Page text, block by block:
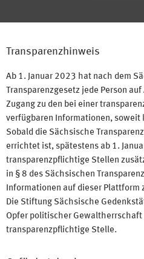
Transparenzhinweis
Ab 1. Januar 2023 hat nach dem
Transparenzgesetz jede Person
Zugang zu den bei einer
verfügbaren Informationen, soweit
Sobald die Sächsische
errichtet ist, spätestens ab 1.
transparenzpflichtige Stellen
in § 8 des Sächsischen
Informationen auf dieser Plattform
Die Stiftung Sächsische
Opfer politischer Gewaltherrschaft
transparenzpflichtige Stelle.